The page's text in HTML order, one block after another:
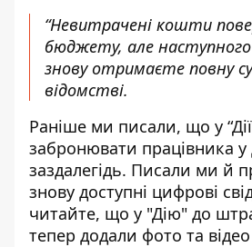
“Невитрачені кошти
бюджету, але
знову отримаєте повну
відомстві.
Раніше ми писали, що у
забронювати працівника у
заздалегідь. Писали ми й
знову доступні цифрові
читайте, що у "Дію" до
тепер додали фото та